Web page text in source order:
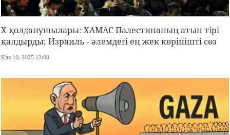
X қолданушылары: ХАМАС Палестинаның атын тірі
қалдырды; Израиль - әлемдегі ең жек көрінішті сөз
Қаз 10, 2025 12:00